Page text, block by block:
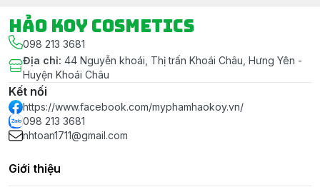
Hảo Koy Cosmetics
098 213 3681
Địa chỉ: 44 Nguyễn khoái, Thị trấn Khoái Châu, Hưng Yên -
Huyện Khoái Châu
Kết nối
https://www.facebook.com/myphamhaokoy.vn/
098 213 3681
nhtoan1711@gmail.com
Giới thiệu